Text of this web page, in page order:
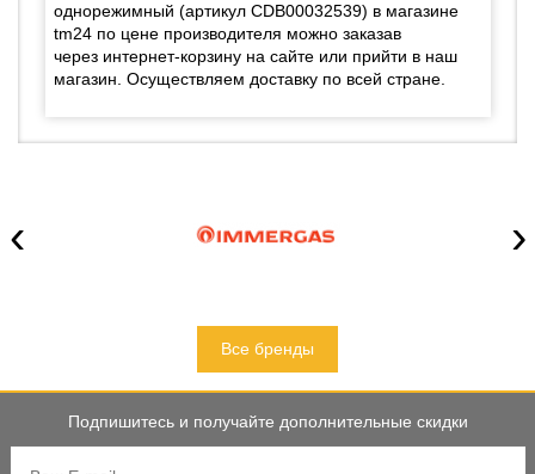
однорежимный (артикул CDB00032539) в магазине
tm24 по цене производителя можно заказав
через интернет-корзину на сайте или прийти в наш
магазин. Осуществляем доставку по всей стране.
‹ ›
Все бренды
Подпишитесь и получайте дополнительные скидки